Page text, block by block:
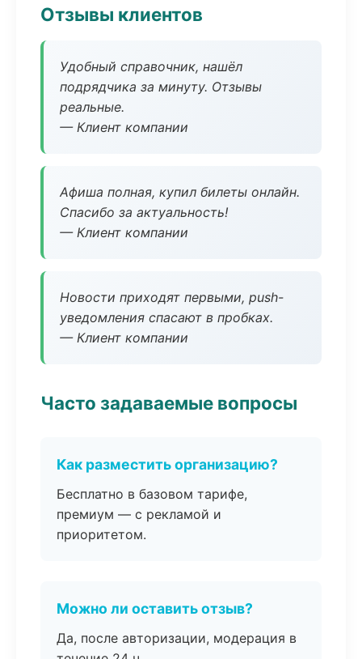
Отзывы клиентов
Удобный справочник, нашёл
подрядчика за минуту. Отзывы
реальные.
— Клиент компании
Афиша полная, купил билеты онлайн.
Спасибо за актуальность!
— Клиент компании
Новости приходят первыми, push-
уведомления спасают в пробках.
— Клиент компании
Часто задаваемые вопросы
Как разместить организацию?
Бесплатно в базовом тарифе,
премиум — с рекламой и
приоритетом.
Можно ли оставить отзыв?
Да, после авторизации, модерация в